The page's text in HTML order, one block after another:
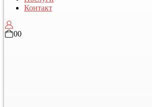
Контакт
00